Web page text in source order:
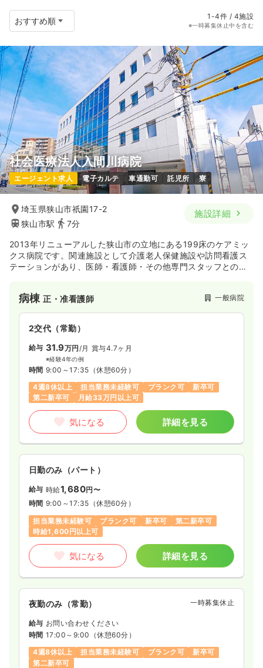
1-4件 / 4施設
※一時募集休止中を含む
社会医療法人入間川病院
エージェント求人 電子カルテ 車通勤可 託児所 寮
埼玉県狭山市祇園17-2
狭山市駅
7分
施設詳細
2013年リニューアルした狭山市の立地にある199床のケアミッ
クス病院です。関連施設として介護老人保健施設や訪問看護ス
テーションがあり、医師・看護師・その他専門スタッフとの連
病棟正・准看護師 一般病院
2交代（常勤）
給与 31.9万円 /月 賞与4.7ヶ月
※経験4年の例
時間 9:00～17:35 （休憩60分）
4週8休以上
担当業務未経験可 ブランク可
新卒可
第二新卒可
月給33万円以上可
気になる 詳細を見る
日勤のみ（パート）
給与 時給1,680円〜
時間 9:00～17:35 （休憩60分）
担当業務未経験可
ブランク可 新卒可
第二新卒可
時給1,600円以上可
気になる 詳細を見る
夜勤のみ（常勤） 一時募集休止
給与 お問い合わせください
時間 17:00～9:00 （休憩60分）
4週8休以上
担当業務未経験可 ブランク可
新卒可
第二新卒可